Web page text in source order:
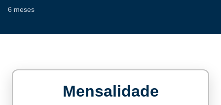
6 meses
Mensalidade